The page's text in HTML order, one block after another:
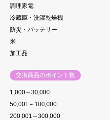
調理家電
冷蔵庫・洗濯乾燥機
防災・バッテリー
米
加工品
交換商品のポイント数
1,000～30,000
50,001～100,000
200,001～300,000